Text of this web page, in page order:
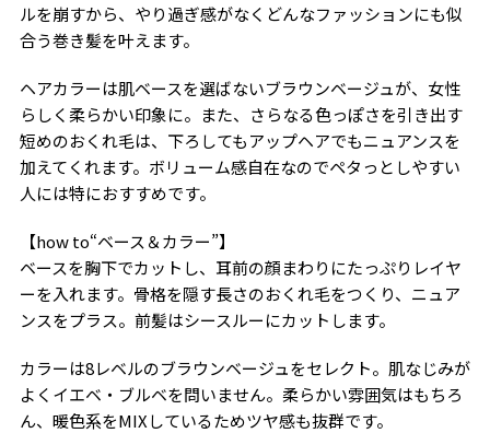
ルを崩すから、やり過ぎ感がなくどんなファッションにも似
合う巻き髪を叶えます。
ヘアカラーは肌ベースを選ばないブラウンベージュが、女性
らしく柔らかい印象に。また、さらなる色っぽさを引き出す
短めのおくれ毛は、下ろしてもアップヘアでもニュアンスを
加えてくれます。ボリューム感自在なのでペタっとしやすい
人には特におすすめです。
【how to“ベース＆カラー”】
ベースを胸下でカットし、耳前の顔まわりにたっぷりレイヤ
ーを入れます。骨格を隠す長さのおくれ毛をつくり、ニュア
ンスをプラス。前髪はシースルーにカットします。
カラーは8レベルのブラウンベージュをセレクト。肌なじみが
よくイエベ・ブルベを問いません。柔らかい雰囲気はもちろ
ん、暖色系をMIXしているためツヤ感も抜群です。